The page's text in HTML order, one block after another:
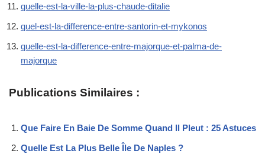
quelle-est-la-ville-la-plus-chaude-ditalie
quel-est-la-difference-entre-santorin-et-mykonos
quelle-est-la-difference-entre-majorque-et-palma-de-
majorque
Publications Similaires :
Que Faire En Baie De Somme Quand Il Pleut : 25 Astuces
Quelle Est La Plus Belle Île De Naples ?